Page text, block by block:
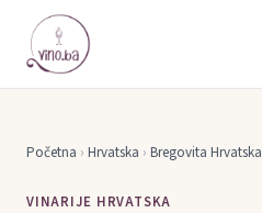
Početna › Hrvatska › Bregovita Hrvatska
VINARIJE HRVATSKA